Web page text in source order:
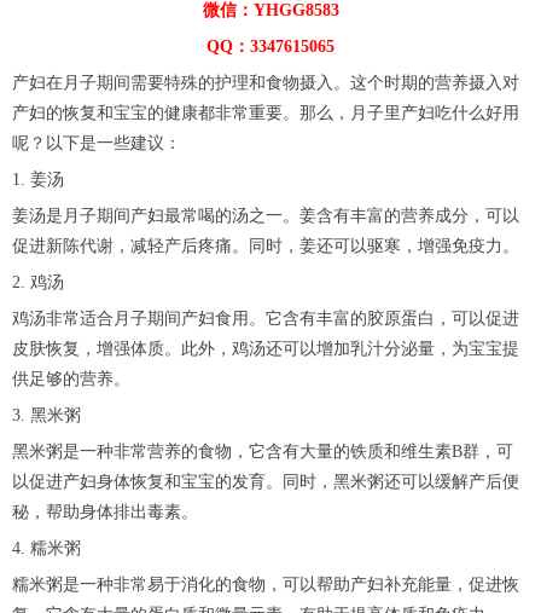
微信：YHGG8583
QQ：3347615065
产妇在月子期间需要特殊的护理和食物摄入。这个时期的营养摄入对
产妇的恢复和宝宝的健康都非常重要。那么，月子里产妇吃什么好用
呢？以下是一些建议：
1. 姜汤
姜汤是月子期间产妇最常喝的汤之一。姜含有丰富的营养成分，可以
促进新陈代谢，减轻产后疼痛。同时，姜还可以驱寒，增强免疫力。
2. 鸡汤
鸡汤非常适合月子期间产妇食用。它含有丰富的胶原蛋白，可以促进
皮肤恢复，增强体质。此外，鸡汤还可以增加乳汁分泌量，为宝宝提
供足够的营养。
3. 黑米粥
黑米粥是一种非常营养的食物，它含有大量的铁质和维生素B群，可
以促进产妇身体恢复和宝宝的发育。同时，黑米粥还可以缓解产后便
秘，帮助身体排出毒素。
4. 糯米粥
糯米粥是一种非常易于消化的食物，可以帮助产妇补充能量，促进恢